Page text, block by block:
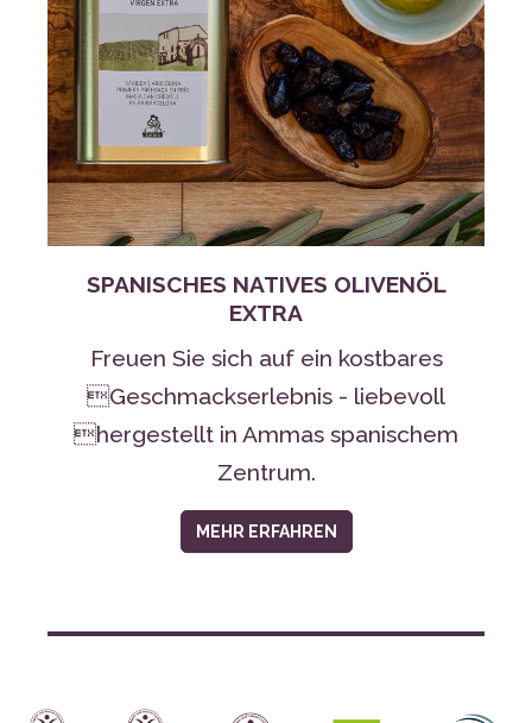
SPANISCHES NATIVES OLIVENÖL
EXTRA
Freuen Sie sich auf ein kostbares
Geschmackserlebnis - liebevoll
hergestellt in Ammas spanischem
Zentrum.